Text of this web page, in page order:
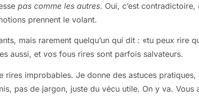
pas comme les autres. Oui, c’est contradictoire,
prennent le volant.
mais rarement quelqu’un qui dit : «tu peux rire
aussi, et vos fous rires sont parfois salvateurs.
rires improbables. Je donne des astuces pratiques,
pas de jargon, juste du vécu utile. On y va. Vous